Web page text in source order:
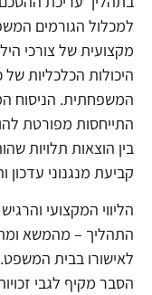
למכלול הגורמים
מקצועית של צורכי
היכולות הכלכליות
המשפחתית. הניסוח
התייחסות מפורטת
בין הוצאות תלויות
קביעת מנגנוני עדכון
הליווי המקצועי
התהליך – מהמשא
לאישורו בבית
הסבר מקיף לגבי